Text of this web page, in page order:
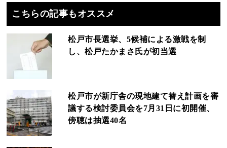
こちらの記事もオススメ
松戸市長選挙、5候補による激戦を制
し、松戸たかまさ氏が初当選
松戸市が新庁舎の現地建て替え計画を審
議する検討委員会を7月31日に初開催、
傍聴は抽選40名